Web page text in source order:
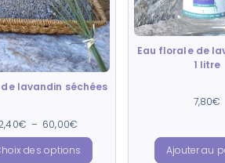
de lavandin séchées
Note
4.95
sur 5
€ – 60,00€
des options
Eau florale de
1 litre
Note
4.85
7,80€
Ajouter au